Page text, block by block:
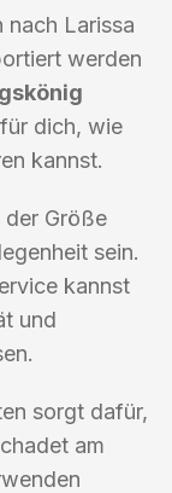
nach Larissa
werden
dich, wie
kannst.
der Größe
sein.
kannst
und
sorgt dafür,
am